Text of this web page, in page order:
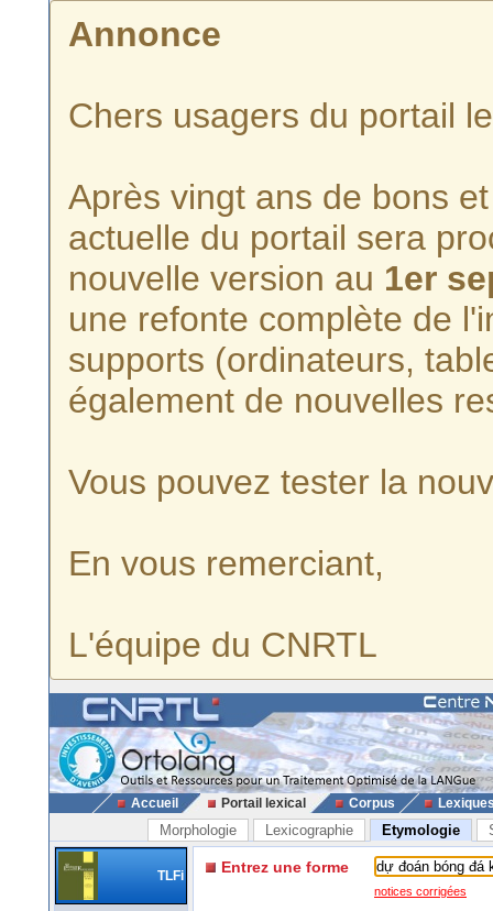
Annonce
Chers usagers du portail
Après vingt ans de bons
actuelle du portail sera
nouvelle version au 1er
une refonte complète de
supports (ordinateurs,
également de nouvelles
Vous pouvez tester la
En vous remerciant,
L'équipe du CNRTL
Accueil Portail lexical Corpus
Morphologie Lexicographie Etymologie
TLFi Entrez une forme
notices corrigées